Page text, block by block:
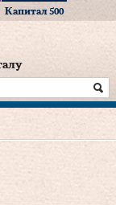
Капитал 500